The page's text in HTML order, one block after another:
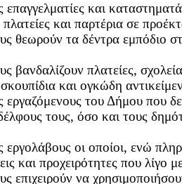
επαγγελματίες και
και παρτέρια σε
θεωρούν τα δέντρα εμπόδιο
βανδαλίζουν πλατείες,
και ογκώδη
εργαζόμενους του Δήμου που
τους, όσο και τους
οι οποίοι, ενώ
και προχειρότητες που λίγο
επιχειρούν να